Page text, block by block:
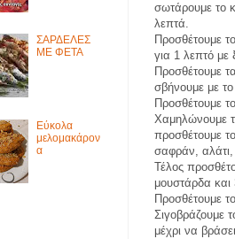
σωτάρουμε το
λεπτά.
Προσθέτουμε
για 1 λεπτό με
Προσθέτουμε
σβήνουμε με
Προσθέτουμε
Χαμηλώνουμε
προσθέτουμε
σαφράν, αλάτι,
Τέλος
μουστάρδα
Προσθέτουμε
Σιγοβράζουμε
μέχρι να
ΣΑΡΔΕΛΕΣ
ΜΕ ΦΕΤΑ
Εύκολα
μελομακάρον
α